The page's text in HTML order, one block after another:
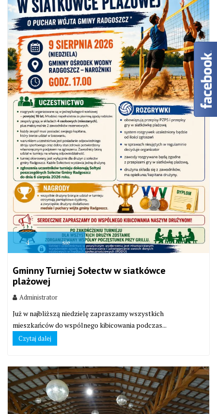
4 sie
Gminny Turniej Sołectw w siatkówce
plażowej
Administrator
Już w najbliższą niedzielę zapraszamy wszystkich
mieszkańców do wspólnego kibicowania podczas...
Czytaj dalej